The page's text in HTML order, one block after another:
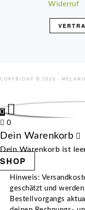
Widerruf
COPYRIGHT © 2026 ·
0
0
Dein Warenkorb
Dein Warenkorb ist
SHOP
Hinweis:
geschätzt und
Bestellvorgangs